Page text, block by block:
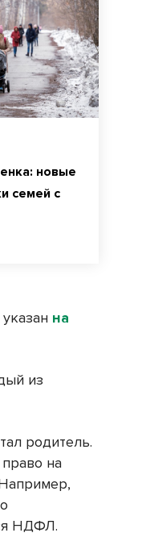
новые
семей с
на
из
родитель.
на
НДФЛ.